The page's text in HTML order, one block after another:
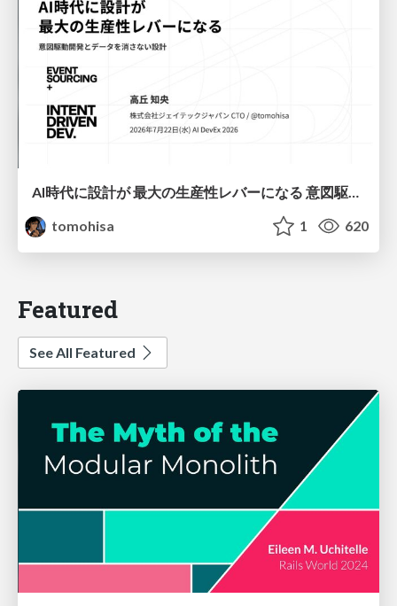
AI時代に設計が 最大の生産性レバーになる 意図駆動開発とデータを消さない設計｜Don't Delete Your Data or Your Intent — Design as the Deepest Lever in the AI Era
tomohisa
1 620
Featured
See All Featured